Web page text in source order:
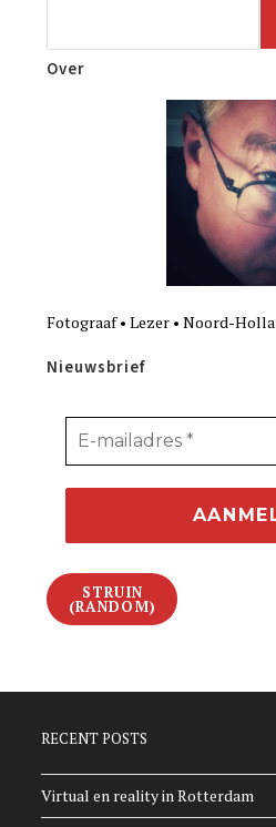
Over
Fotograaf • Lezer • Noord-
Nieuwsbrief
STRUIN
(RANDOM)
RECENT POSTS
Virtual en reality in Rotterdam